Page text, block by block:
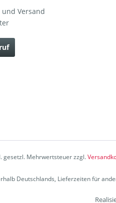
Versand
gesetzl. Mehrwertsteuer zzgl.
Deutschlands, Lieferzeiten für